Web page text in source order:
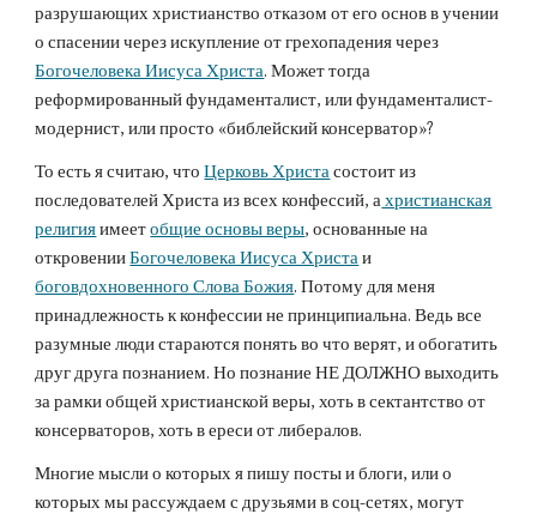
разрушающих христианство отказом от его основ в учении
о спасении через искупление от грехопадения через
Богочеловека Иисуса Христа. Может тогда
реформированный фундаменталист, или фундаменталист-
модернист, или просто «библейский консерватор»?
То есть я считаю, чтоЦерковь Христасостоит из
последователей Христа из всех конфессий, ахристианская
религияимеетобщие основы веры, основанные на
откровенииБогочеловека Иисуса Христаи
боговдохновенного Слова Божия. Потому для меня
принадлежность к конфессии не принципиальна. Ведь все
разумные люди стараются понять во что верят, и обогатить
друг друга познанием. Но познание НЕ ДОЛЖНО выходить
за рамки общей христианской веры, хоть в сектантство от
консерваторов, хоть в ереси от либералов.
Многие мысли о которых я пишу посты и блоги, или о
которых мы рассуждаем с друзьями в соц-сетях, могут